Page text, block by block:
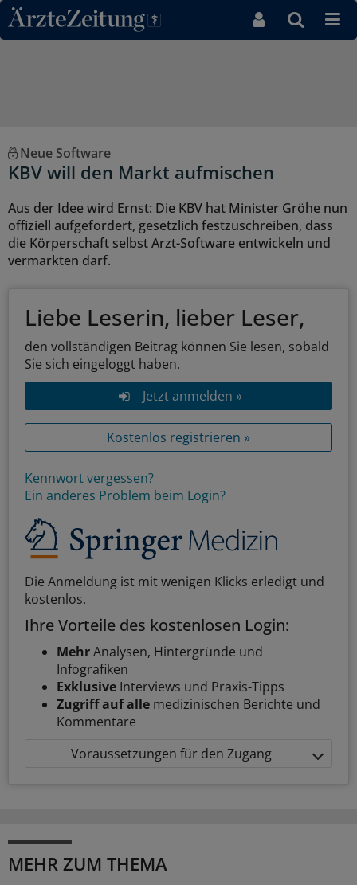
Direkt zum Inhaltsbereich
Neue Software
KBV will den Markt aufmischen
Aus der Idee wird Ernst: Die KBV hat Minister Gröhe nun
offiziell aufgefordert, gesetzlich festzuschreiben, dass
die Körperschaft selbst Arzt-Software entwickeln und
vermarkten darf.
Liebe Leserin, lieber Leser,
den vollständigen Beitrag können Sie lesen, sobald
Sie sich eingeloggt haben.
Jetzt anmelden »
Kostenlos registrieren »
Kennwort vergessen?
Ein anderes Problem beim Login?
Die Anmeldung ist mit wenigen Klicks erledigt und
kostenlos.
Ihre Vorteile des kostenlosen Login:
MehrAnalysen, Hintergründe und
Infografiken
Exklusive Interviews und Praxis-Tipps
Zugriff auf alle medizinischen Berichte und
Kommentare
Voraussetzungen für den Zugang
MEHR ZUM THEMA